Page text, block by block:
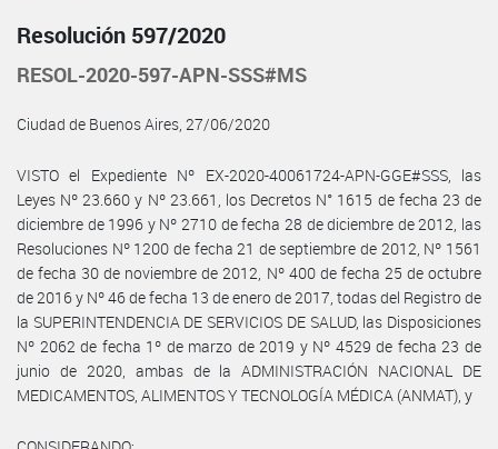
Resolución 597/2020
RESOL-2020-597-APN-SSS#MS
Ciudad de Buenos Aires, 27/06/2020
VISTO el Expediente Nº EX-2020-40061724-APN-GGE#SSS, las
Leyes Nº 23.660 y Nº 23.661, los Decretos N° 1615 de fecha 23 de
diciembre de 1996 y Nº 2710 de fecha 28 de diciembre de 2012, las
Resoluciones Nº 1200 de fecha 21 de septiembre de 2012, Nº 1561
de fecha 30 de noviembre de 2012, Nº 400 de fecha 25 de octubre
de 2016 y Nº 46 de fecha 13 de enero de 2017, todas del Registro de
la SUPERINTENDENCIA DE SERVICIOS DE SALUD, las Disposiciones
Nº 2062 de fecha 1º de marzo de 2019 y Nº 4529 de fecha 23 de
junio de 2020, ambas de la ADMINISTRACIÓN NACIONAL DE
MEDICAMENTOS, ALIMENTOS Y TECNOLOGÍA MÉDICA (ANMAT), y